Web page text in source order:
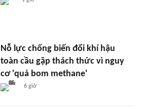
Nỗ lực chống biến đổi khí hậu
toàn cầu gặp thách thức vì nguy
cơ 'quả bom methane'
6 giờ